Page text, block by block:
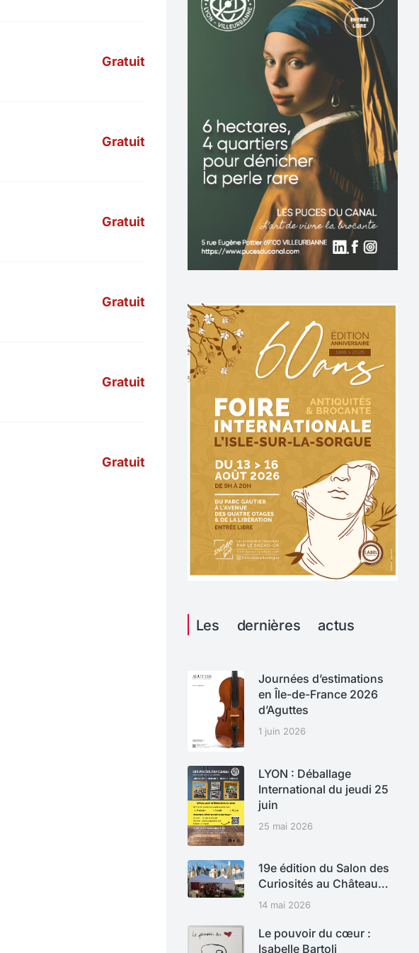
Gratuit
Gratuit
Gratuit
Gratuit
Gratuit
Gratuit
Les dernières actus
Journées d’estimations
en Île-de-France 2026
d’Aguttes
1 juin 2026
LYON : Déballage
International du jeudi 25
juin
25 mai 2026
19e édition du Salon des
Curiosités au Château…
14 mai 2026
Le pouvoir du cœur :
Isabelle Bartoli